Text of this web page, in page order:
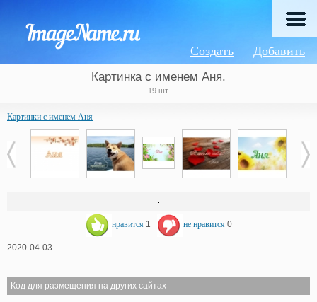
Добавить
Создать
Картинка с именем Аня.
19 шт.
Картинки с именем Аня
нравится 1 не нравится 0
2020-04-03
Код для размещения на других сайтах